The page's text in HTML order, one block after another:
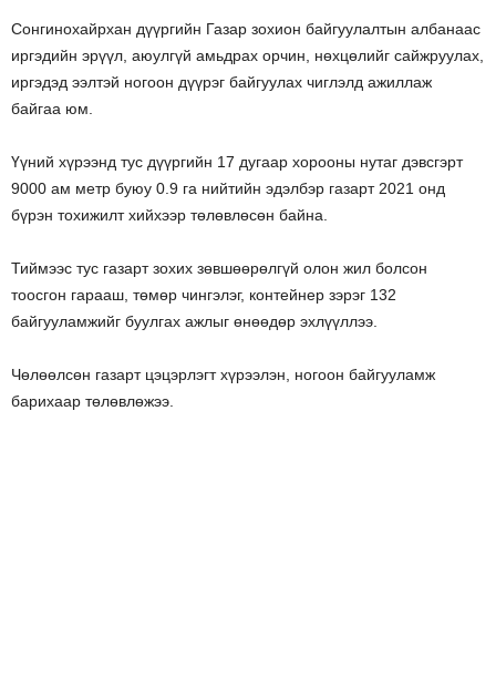
Сонгинохайрхан дүүргийн Газар зохион байгуулалтын албанаас
иргэдийн эрүүл, аюулгүй амьдрах орчин, нөхцөлийг сайжруулах,
иргэдэд ээлтэй ногоон дүүрэг байгуулах чиглэлд ажиллаж
байгаа юм.
Үүний хүрээнд тус дүүргийн 17 дугаар хорооны нутаг дэвсгэрт
9000 ам метр буюу 0.9 га нийтийн эдэлбэр газарт 2021 онд
бүрэн тохижилт хийхээр төлөвлөсөн байна.
Тиймээс тус газарт зохих зөвшөөрөлгүй олон жил болсон
тоосгон гарааш, төмөр чингэлэг, контейнер зэрэг 132
байгууламжийг буулгах ажлыг өнөөдөр эхлүүллээ.
Чөлөөлсөн газарт цэцэрлэгт хүрээлэн, ногоон байгууламж
барихаар төлөвлөжээ.